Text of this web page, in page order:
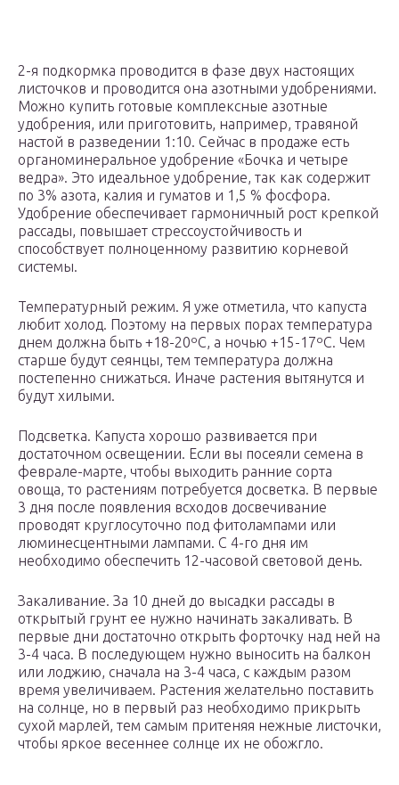
2-я подкормка проводится в фазе двух настоящих
листочков и проводится она азотными удобрениями.
Можно купить готовые комплексные азотные
удобрения, или приготовить, например, травяной
настой в разведении 1:10. Сейчас в продаже есть
органоминеральное удобрение «Бочка и четыре
ведра». Это идеальное удобрение, так как содержит
по 3% азота, калия и гуматов и 1,5 % фосфора.
Удобрение обеспечивает гармоничный рост крепкой
рассады, повышает стрессоустойчивость и
способствует полноценному развитию корневой
системы.
Температурный режим. Я уже отметила, что капуста
любит холод. Поэтому на первых порах температура
днем должна быть +18-20ºС, а ночью +15-17ºС. Чем
старше будут сеянцы, тем температура должна
постепенно снижаться. Иначе растения вытянутся и
будут хилыми.
Подсветка. Капуста хорошо развивается при
достаточном освещении. Если вы посеяли семена в
феврале-марте, чтобы выходить ранние сорта
овоща, то растениям потребуется досветка. В первые
3 дня после появления всходов досвечивание
проводят круглосуточно под фитолампами или
люминесцентными лампами. С 4-го дня им
необходимо обеспечить 12-часовой световой день.
Закаливание. За 10 дней до высадки рассады в
открытый грунт ее нужно начинать закаливать. В
первые дни достаточно открыть форточку над ней на
3-4 часа. В последующем нужно выносить на балкон
или лоджию, сначала на 3-4 часа, с каждым разом
время увеличиваем. Растения желательно поставить
на солнце, но в первый раз необходимо прикрыть
сухой марлей, тем самым притеняя нежные листочки,
чтобы яркое весеннее солнце их не обожгло.